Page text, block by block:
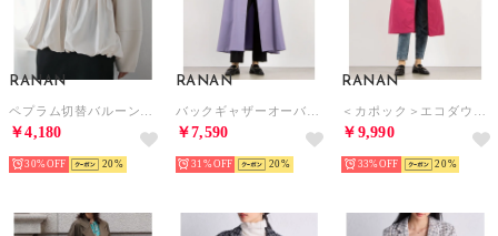
RANAN
￥4,180
30% 20
RANAN
￥7,590
31% 20
RANAN
￥9,990
33% 20